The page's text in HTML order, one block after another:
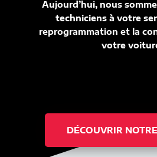
Aujourd’hui, nous
techniciens à votre
reprogrammation et la
votre
DÉCOUVRIR